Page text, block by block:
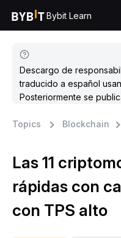
Bybit Learn
Descargo de
traducido a español
Posteriormente se
Topics Blockchain
Las 11
rápidas con
con TPS alto